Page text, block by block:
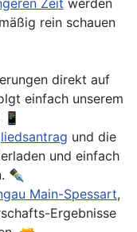
rein schauen
direkt auf
einfach unserem
📱
und die
und einfach
✒️
Main-Spessart,
Ergebnisse